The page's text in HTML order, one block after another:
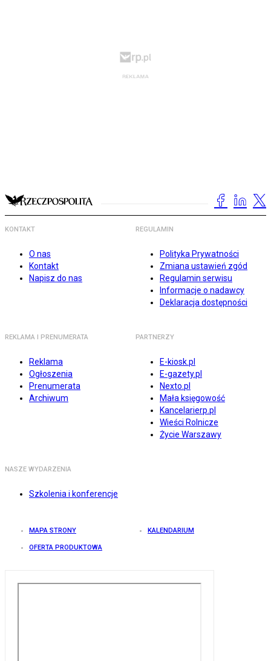
KONTAKT
O nas
Kontakt
Napisz do nas
REGULAMIN
Polityka Prywatności
Zmiana ustawień zgód
Regulamin serwisu
Informacje o nadawcy
Deklaracja dostępności
REKLAMA I PRENUMERATA
Reklama
Ogłoszenia
Prenumerata
Archiwum
PARTNERZY
E-kiosk.pl
E-gazety.pl
Nexto.pl
Mała księgowość
Kancelarierp.pl
Wieści Rolnicze
Życie Warszawy
NASZE WYDARZENIA
Szkolenia i konferencje
MAPA STRONY KALENDARIUM
OFERTA PRODUKTOWA